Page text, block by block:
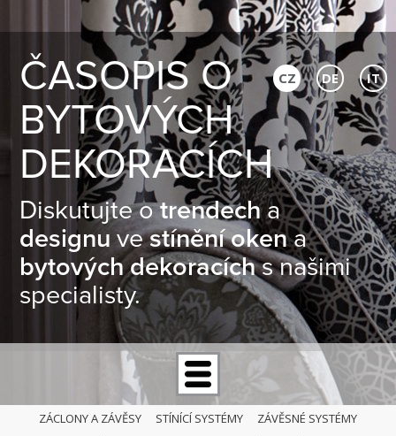
ČASOPIS O
BYTOVÝCH
DEKORACÍCH
Diskutujte otrendecha
designuvestínění okena
bytových dekoracíchs našimi
specialisty.
CZ DE IT
ZÁCLONY A ZÁVĚSY STÍNÍCÍ SYSTÉMY
ZÁVĚSNÉ SYSTÉMY